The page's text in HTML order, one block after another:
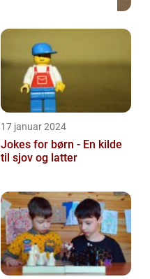
17 januar 2024
Jokes for børn - En kilde
til sjov og latter